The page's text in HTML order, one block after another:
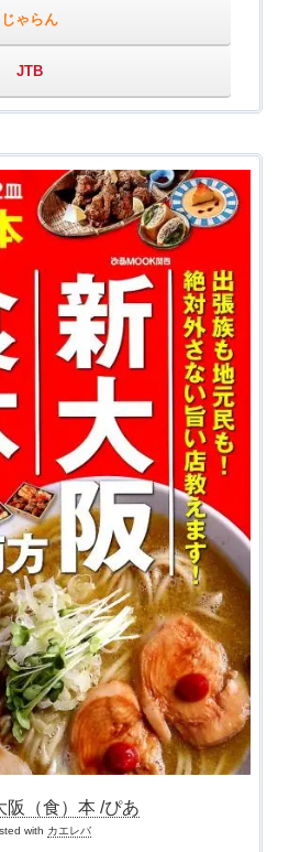
じゃらん
JTB
阪（食）本 /ぴあ
with カエレバ